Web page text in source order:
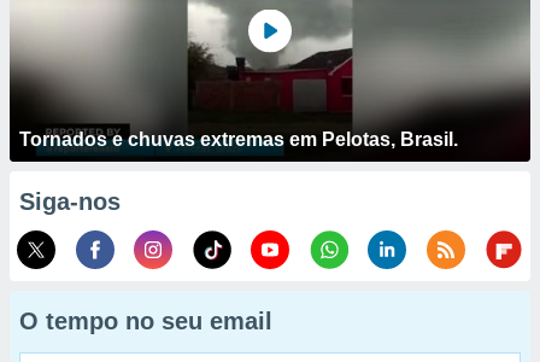
Tornados e chuvas extremas em Pelotas, Brasil.
Siga-nos
O tempo no seu email